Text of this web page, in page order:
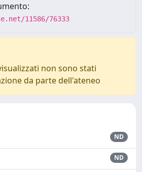
11586/76333
non sono stati
da parte dell'ateneo
ND
ND